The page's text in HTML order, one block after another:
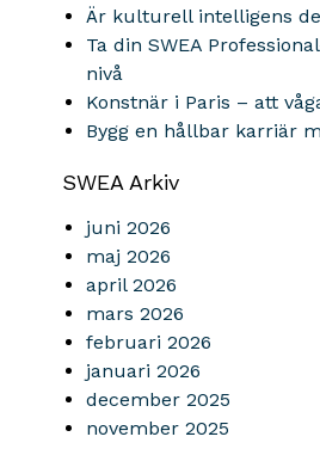
Är kulturell intelligens
Ta din SWEA
nivå
Konstnär i Paris – att
Bygg en hållbar karriär
SWEA Arkiv
juni 2026
maj 2026
april 2026
mars 2026
februari 2026
januari 2026
december 2025
november 2025